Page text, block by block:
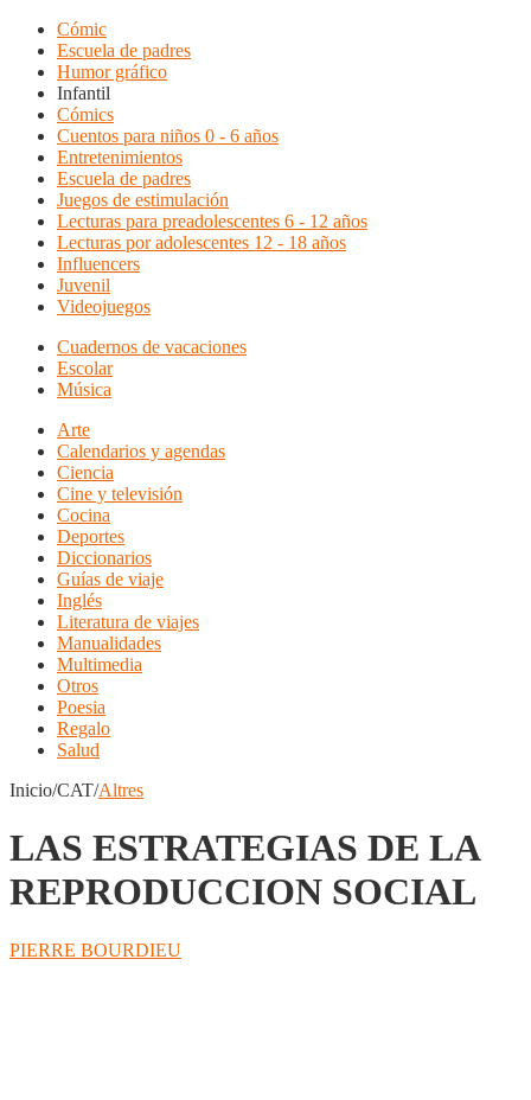
Cómic
Escuela de padres
Humor gráfico
Infantil
Cómics
Cuentos para niños 0 - 6 años
Entretenimientos
Escuela de padres
Juegos de estimulación
Lecturas para preadolescentes 6 - 12 años
Lecturas por adolescentes 12 - 18 años
Influencers
Juvenil
Videojuegos
Cuadernos de vacaciones
Escolar
Música
Arte
Calendarios y agendas
Ciencia
Cine y televisión
Cocina
Deportes
Diccionarios
Guías de viaje
Inglés
Literatura de viajes
Manualidades
Multimedia
Otros
Poesia
Regalo
Salud
Inicio/CAT/Altres
LAS ESTRATEGIAS DE LA
REPRODUCCION SOCIAL
PIERRE BOURDIEU